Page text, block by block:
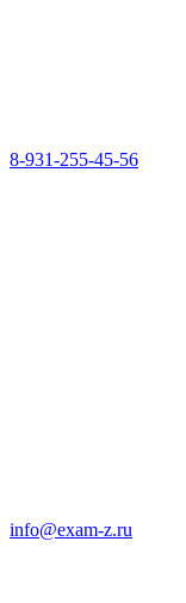
8-931-255-45-56
info@exam-z.ru